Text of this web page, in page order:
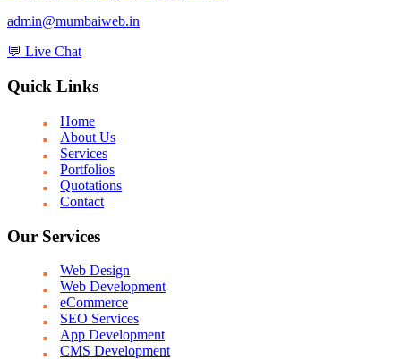
admin@mumbaiweb.in
💬 Live Chat
Quick Links
Home
About Us
Services
Portfolios
Quotations
Contact
Our Services
Web Design
Web Development
eCommerce
SEO Services
App Development
CMS Development